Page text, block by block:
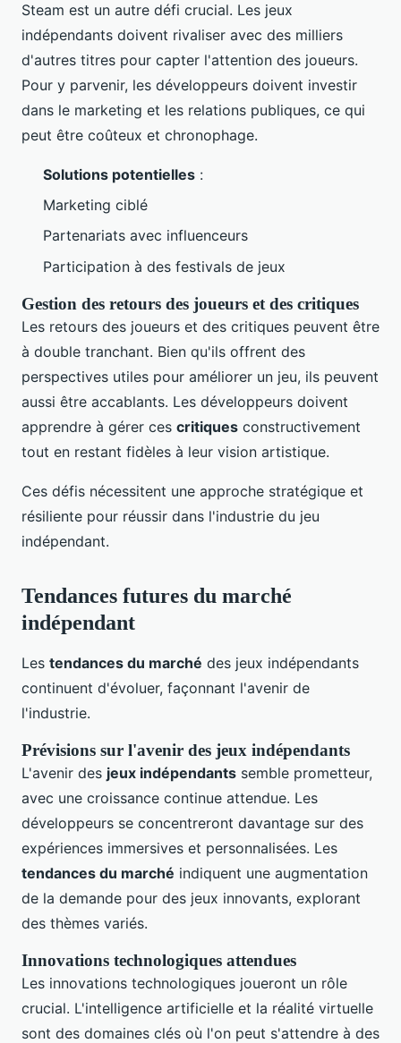
Steam est un autre défi crucial. Les jeux
indépendants doivent rivaliser avec des milliers
d'autres titres pour capter l'attention des joueurs.
Pour y parvenir, les développeurs doivent investir
dans le marketing et les relations publiques, ce qui
peut être coûteux et chronophage.
Solutions potentielles :
Marketing ciblé
Partenariats avec influenceurs
Participation à des festivals de jeux
Gestion des retours des joueurs et des critiques
Les retours des joueurs et des critiques peuvent être
à double tranchant. Bien qu'ils offrent des
perspectives utiles pour améliorer un jeu, ils peuvent
aussi être accablants. Les développeurs doivent
apprendre à gérer ces critiques constructivement
tout en restant fidèles à leur vision artistique.
Ces défis nécessitent une approche stratégique et
résiliente pour réussir dans l'industrie du jeu
indépendant.
Tendances futures du marché
indépendant
Les tendances du marché des jeux indépendants
continuent d'évoluer, façonnant l'avenir de
l'industrie.
Prévisions sur l'avenir des jeux indépendants
L'avenir des jeux indépendants semble prometteur,
avec une croissance continue attendue. Les
développeurs se concentreront davantage sur des
expériences immersives et personnalisées. Les
tendances du marché indiquent une augmentation
de la demande pour des jeux innovants, explorant
des thèmes variés.
Innovations technologiques attendues
Les innovations technologiques joueront un rôle
crucial. L'intelligence artificielle et la réalité virtuelle
sont des domaines clés où l'on peut s'attendre à des